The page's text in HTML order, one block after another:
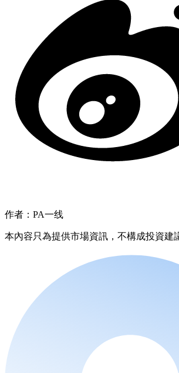
作者：PA一线
本內容只為提供市場資訊，不構成投資建